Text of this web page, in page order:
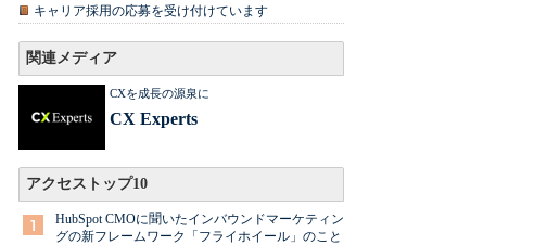
キャリア採用の応募を受け付けています
関連メディア
CXを成長の源泉に
CX Experts
アクセストップ10
HubSpot CMOに聞いたインバウンドマーケティン
グの新フレームワーク「フライホイール」のこと